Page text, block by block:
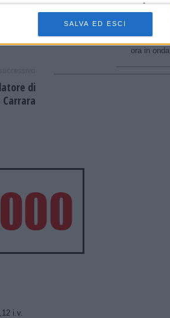
SALVA ED ESCI
di
ora in onda
i.v.